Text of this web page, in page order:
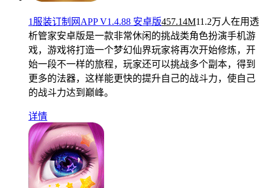
1服装订制网APP V1.4.88 安卓版457.14M11.2万人在用透
析管家安卓版是一款非常休闲的挑战类角色扮演手机游
戏，游戏将打造一个梦幻仙界玩家将再次开始修炼，开
始一段不一样的旅程，玩家还可以挑战多个副本，得到
更多的法器，这样能更快的提升自己的战斗力，使自己
的战斗力达到巅峰。
详情